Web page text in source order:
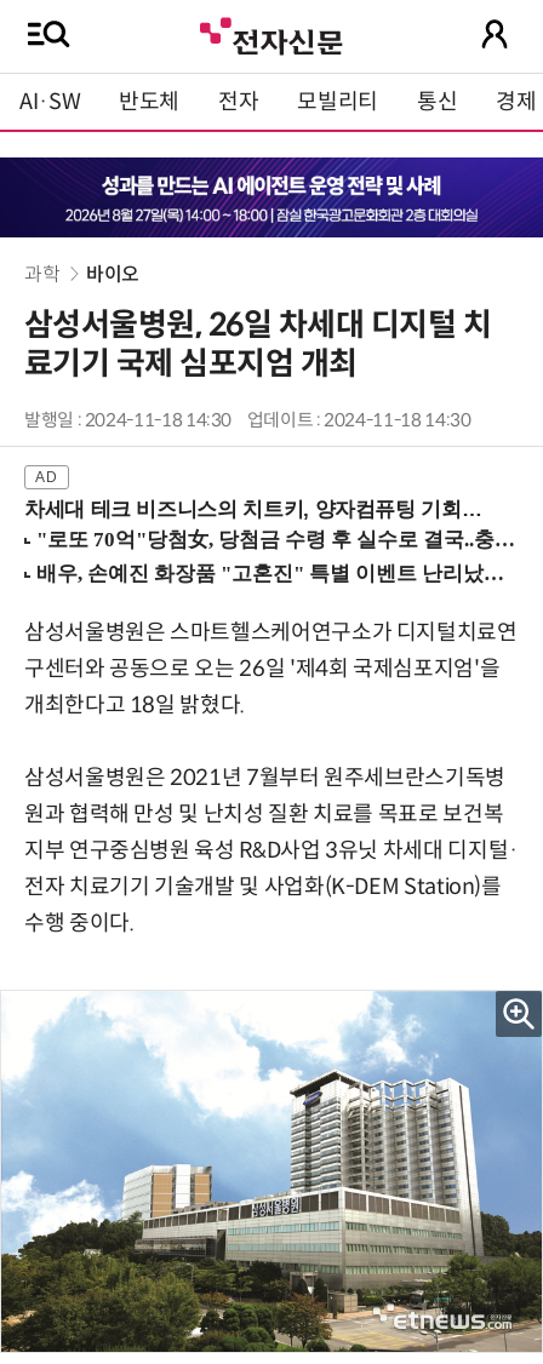
AI·SW 반도체 전자 모빌리티 통신 경제
과학 바이오
삼성서울병원, 26일 차세대 디지털 치
료기기 국제 심포지엄 개최
발행일 : 2024-11-18 14:30 업데이트 : 2024-11-18 14:30
차세대 테크 비즈니스의 치트키, 양자컴퓨팅 기회를 선점하라! (8/28 강남역)
삼성서울병원은 스마트헬스케어연구소가 디지털치료연
구센터와 공동으로 오는 26일 '제4회 국제심포지엄'을
개최한다고 18일 밝혔다.
삼성서울병원은 2021년 7월부터 원주세브란스기독병
원과 협력해 만성 및 난치성 질환 치료를 목표로 보건복
지부 연구중심병원 육성 R&D사업 3유닛 차세대 디지털·
전자 치료기기 기술개발 및 사업화(K-DEM Station)를
수행 중이다.